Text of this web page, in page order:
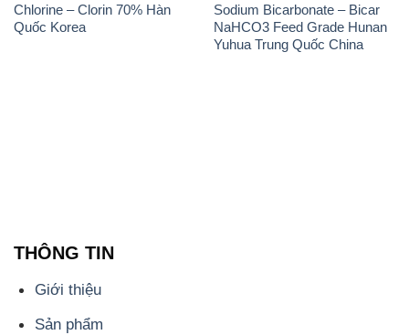
Chlorine – Clorin 70% Hàn
Quốc Korea
Sodium Bicarbonate – Bicar
NaHCO3 Feed Grade Hunan
Yuhua Trung Quốc China
THÔNG TIN
Giới thiệu
Sản phẩm